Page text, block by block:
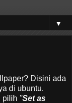
▼
Disini ada
di ubuntu.
pilih "Set as